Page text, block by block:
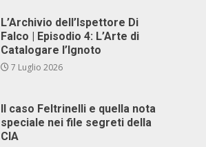
L’Archivio dell’Ispettore Di
Falco | Episodio 4: L’Arte di
Catalogare l’Ignoto
7 Luglio 2026
Il caso Feltrinelli e quella nota
speciale nei file segreti della
CIA